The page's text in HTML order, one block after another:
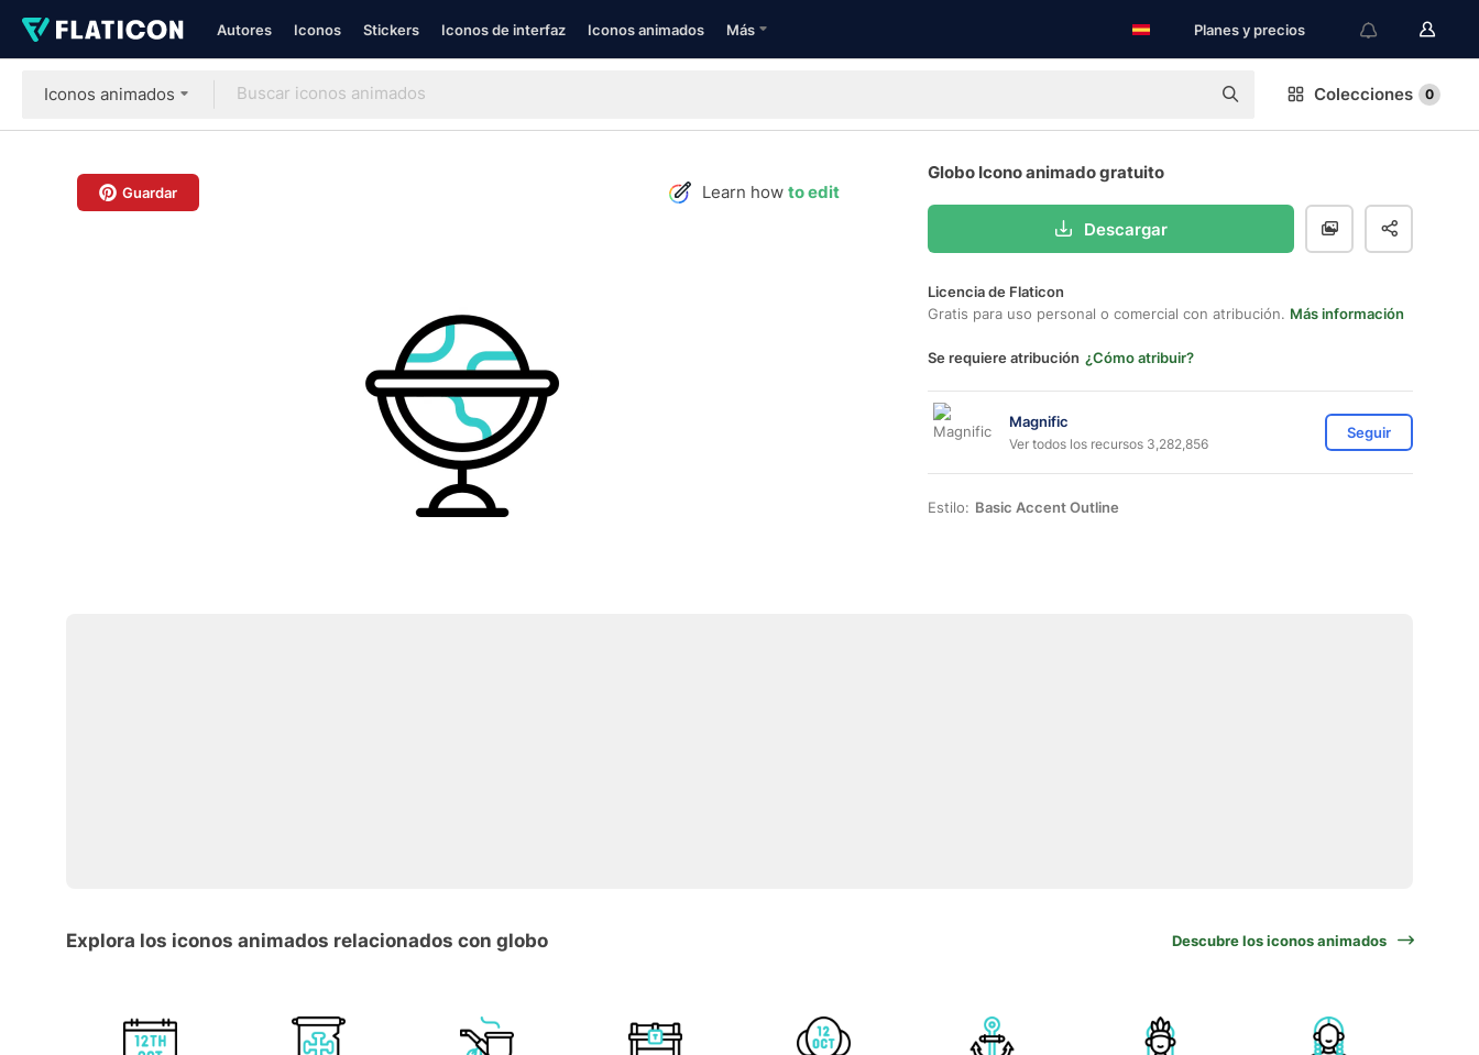
Autores Iconos Stickers Iconos de interfaz Iconos animados Más Planes y precios
Iconos animados Colecciones 0
Guardar Learn how to edit
Globo Icono animado gratuito
Descargar
Licencia de Flaticon
Gratis para uso personal o comercial con atribución. Más información
Se requiere atribución ¿Cómo atribuir?
Magnific
Ver todos los recursos 3,282,856
Seguir
Estilo: Basic Accent Outline
Explora los iconos animados relacionados con globo Descubre los iconos animados